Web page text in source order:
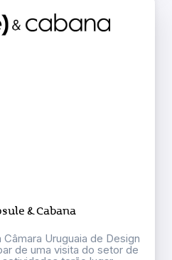
& Cabana
Uruguaia de Design
de uma visita do setor de